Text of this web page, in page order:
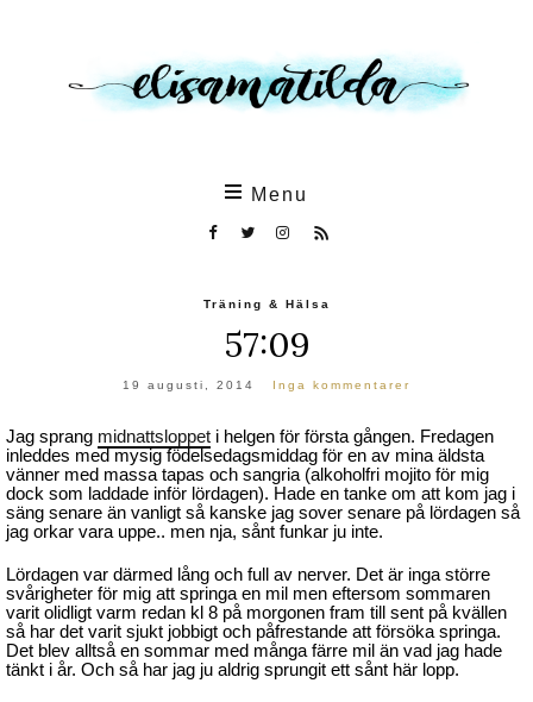
Menu
Träning & Hälsa
57:09
19 augusti, 2014 Inga kommentarer
Jag sprang midnattsloppet i helgen för första gången. Fredagen
inleddes med mysig födelsedagsmiddag för en av mina äldsta
vänner med massa tapas och sangria (alkoholfri mojito för mig
dock som laddade inför lördagen). Hade en tanke om att kom jag i
säng senare än vanligt så kanske jag sover senare på lördagen så
jag orkar vara uppe.. men nja, sånt funkar ju inte.
Lördagen var därmed lång och full av nerver. Det är inga större
svårigheter för mig att springa en mil men eftersom sommaren
varit olidligt varm redan kl 8 på morgonen fram till sent på kvällen
så har det varit sjukt jobbigt och påfrestande att försöka springa.
Det blev alltså en sommar med många färre mil än vad jag hade
tänkt i år. Och så har jag ju aldrig sprungit ett sånt här lopp.